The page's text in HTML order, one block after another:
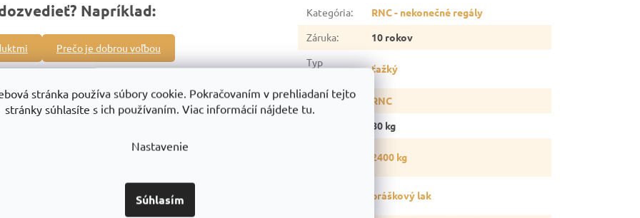
stránka používa súbory cookie. Pokračovaním v prehliadaní tejto
stránky súhlasíte s ich používaním. Viac informácií nájdete tu.
Nastavenie
Súhlasím
Napríklad:
Prečo je dobrou voľbou
regálu:
zostavu nekonečného regálového systému.
nutnosti použitia náradia.
proti korózii.
priestoru.
Kategória:
RNC - nekonečné regály
Záruka:
10 rokov
Typ
ťažký
Séria
RNC
80 kg
2400 kg
práškový lak